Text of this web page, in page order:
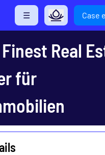
☰ Case
Finest Real
für